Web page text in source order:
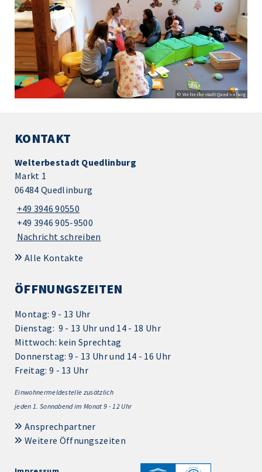
© Welterbestadt Quedlinburg
KONTAKT
Welterbestadt Quedlinburg
Markt 1
06484 Quedlinburg
+49 3946 90550
+49 3946 905-9500
Nachricht schreiben
Alle Kontakte
ÖFFNUNGSZEITEN
Montag: 9 - 13 Uhr
Dienstag: 9 - 13 Uhr und 14 - 18 Uhr
Mittwoch: kein Sprechtag
Donnerstag: 9 - 13 Uhr und 14 - 16 Uhr
Freitag: 9 - 13 Uhr
Einwohnermeldestelle zusätzlich
jeden 1. Sonnabend im Monat 9 - 12 Uhr
Ansprechpartner
Weitere Öffnungszeiten